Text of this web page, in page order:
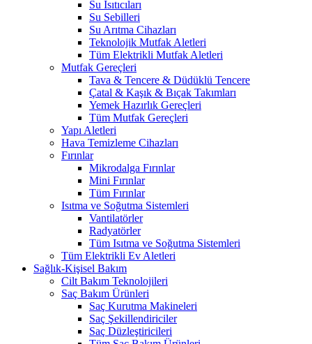
Su Isıtıcıları
Su Sebilleri
Su Arıtma Cihazları
Teknolojik Mutfak Aletleri
Tüm Elektrikli Mutfak Aletleri
Mutfak Gereçleri
Tava & Tencere & Düdüklü Tencere
Çatal & Kaşık & Bıçak Takımları
Yemek Hazırlık Gereçleri
Tüm Mutfak Gereçleri
Yapı Aletleri
Hava Temizleme Cihazları
Fırınlar
Mikrodalga Fırınlar
Mini Fırınlar
Tüm Fırınlar
Isıtma ve Soğutma Sistemleri
Vantilatörler
Radyatörler
Tüm Isıtma ve Soğutma Sistemleri
Tüm Elektrikli Ev Aletleri
Sağlık-Kişisel Bakım
Cilt Bakım Teknolojileri
Saç Bakım Ürünleri
Saç Kurutma Makineleri
Saç Şekillendiriciler
Saç Düzleştiricileri